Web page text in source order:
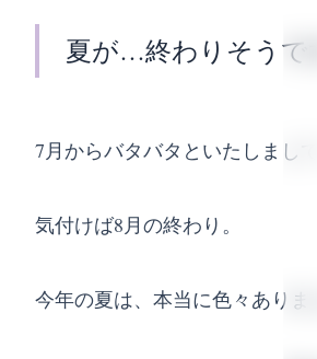
夏が…終わりそうです
7月からバタバタといたしまして
気付けば8月の終わり。
今年の夏は、本当に色々ありま